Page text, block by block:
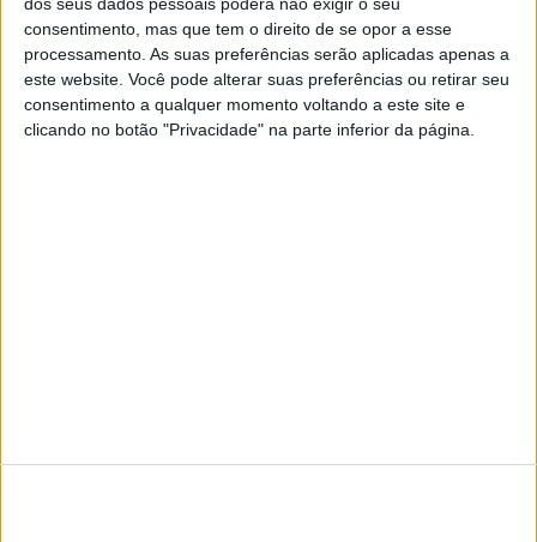
consentimento, mas que tem o direito de se opor a esse
processamento. As suas preferências serão aplicadas apenas a
este website. Você pode alterar suas preferências ou retirar seu
consentimento a qualquer momento voltando a este site e
clicando no botão "Privacidade" na parte inferior da página.
educação